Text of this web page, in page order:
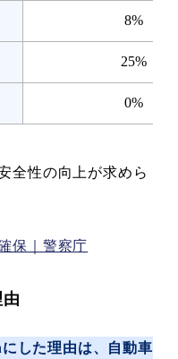
8%
25%
0%
全性の向上が求めら
保｜警察庁
した理由は、自動車